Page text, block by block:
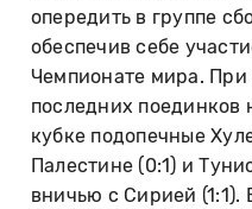
опередить в группе
обеспечив себе
Чемпионате мира. При
последних
кубке подопечные
Палестине (0:1) и
вничью с Сирией (1:1).